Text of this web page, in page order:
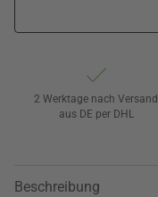
2 Werktage nach Versand
aus DE per DHL
Beschreibung